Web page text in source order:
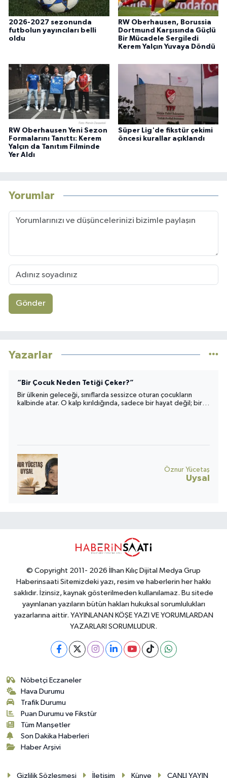
2026-2027 sezonunda
futbolun yayıncıları belli
oldu
RW Oberhausen, Borussia
Dortmund Karşısında Güçlü
Bir Mücadele Sergiledi
Kerem Yalçın Yuvaya Döndü
RW Oberhausen Yeni Sezon
Formalarını Tanıttı: Kerem
Yalçın da Tanıtım Filminde
Yer Aldı
Süper Lig'de fikstür çekimi
öncesi kurallar açıklandı
Yorumlar
Gönder
Yazarlar
“Bir Çocuk Neden Tetiği Çeker?”
Bir ülkenin geleceği, sınıflarda sessizce oturan çocukların
kalbinde atar. O kalp kırıldığında, sadece bir hayat değil; bir
Öznur Yücetaş
Uysal
© Copyright 2011- 2026 İlhan Kılıç Dijital Medya Grup
Haberinsaati Sitemizdeki yazı, resim ve haberlerin her hakkı
saklıdır. İzinsiz, kaynak gösterilmeden kullanılamaz. Bu sitede
yayınlanan yazıların bütün hakları hukuksal sorumlulukları
yazarlarına aittir. YAYINLANAN KÖŞE YAZI VE YORUMLARDAN
YAZARLARI SORUMLUDUR.
Nöbetçi Eczaneler
Hava Durumu
Trafik Durumu
Puan Durumu ve Fikstür
Tüm Manşetler
Son Dakika Haberleri
Haber Arşivi
Gizlilik Sözleşmesi İletişim Künye CANLI YAYIN